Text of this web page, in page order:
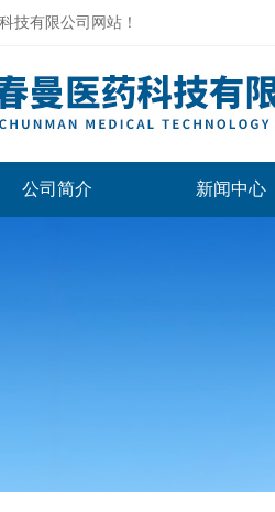
技有限公司网站！
公司简介 新闻中心